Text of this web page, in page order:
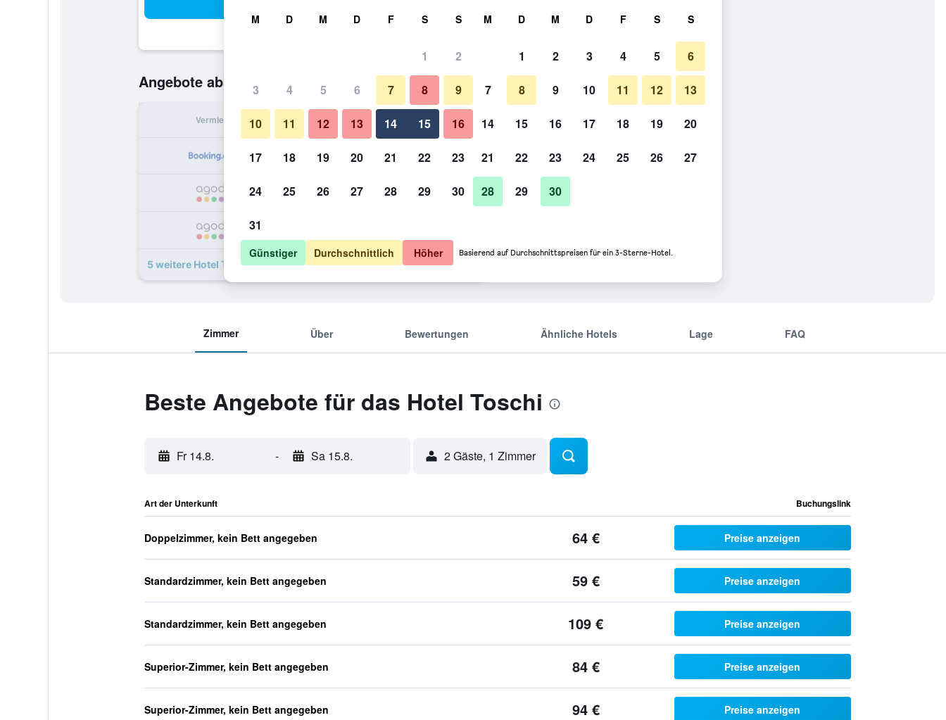
Angebote ab59 € Günstigste Option: Preis pro Nacht
Vermieter pro Nacht
59 € Angebot anzeigen
64 € Angebot anzeigen
5 weitere Hotel Toschi Angebote
Zimmer Über Bewertungen Ähnliche Hotels Lage FAQ
Beste Angebote für das Hotel Toschi
Fr 14.8. - Sa 15.8. 2 Gäste, 1 Zimmer
Art der Unterkunft Buchungslink
Doppelzimmer, kein Bett angegeben 64 € Preise anzeigen
Standardzimmer, kein Bett angegeben 59 € Preise anzeigen
Standardzimmer, kein Bett angegeben 109 € Preise anzeigen
Superior-Zimmer, kein Bett angegeben 84 € Preise anzeigen
Superior-Zimmer, kein Bett angegeben 94 € Preise anzeigen
M D M D F S S
1 2
3 4 5 6 7 8 9
10 11 12 13 14 15 16
17 18 19 20 21 22 23
24 25 26 27 28 29 30
31
M D M D F S S
1 2 3 4 5 6
7 8 9 10 11 12 13
14 15 16 17 18 19 20
21 22 23 24 25 26 27
28 29 30
Günstiger Durchschnittlich Höher Basierend auf Durchschnittspreisen für ein 3-Sterne-Hotel.